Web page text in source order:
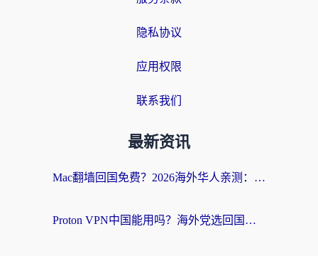
隐私协议
应用权限
联系我们
最新资讯
Mac翻墙回国免费？2026海外华人亲测：从CCTV5直播到国内APP，这样选加速器才靠谱
Proton VPN中国能用吗？海外党选回国加速器的避坑指南（附番茄加速器实测）